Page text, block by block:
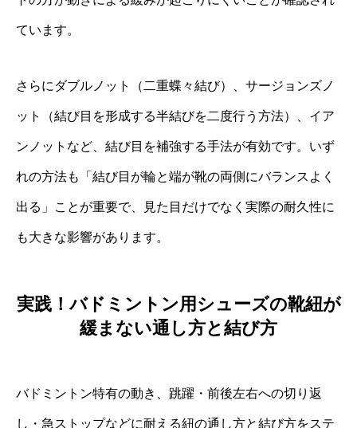
ています。
さらにダブルノット（二重蝶々結び）、サージョンズノ
ット（結び目を形成する半結びを二度行う方法）、イア
ンノットなど、結び目を補強する手法が有効です。いず
れの方法も「結び目が輪と端が靴の両側にバランスよく
出る」ことが重要で、見た目だけでなく実際の耐久性に
も大きな影響があります。
実践！バドミントン用シューズの靴紐が
緩まない通し方と結び方
バドミントン特有の動き、跳躍・前後左右への切り返
し・急ストップなどに耐える紐の通し方と結び方をステ